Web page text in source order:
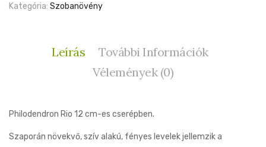
Kategória: Szobanövény
Leírás
További Információk
Vélemények (0)
Philodendron Rio 12 cm-es cserépben.
Szaporán növekvő, szív alakú, fényes levelek jellemzik a